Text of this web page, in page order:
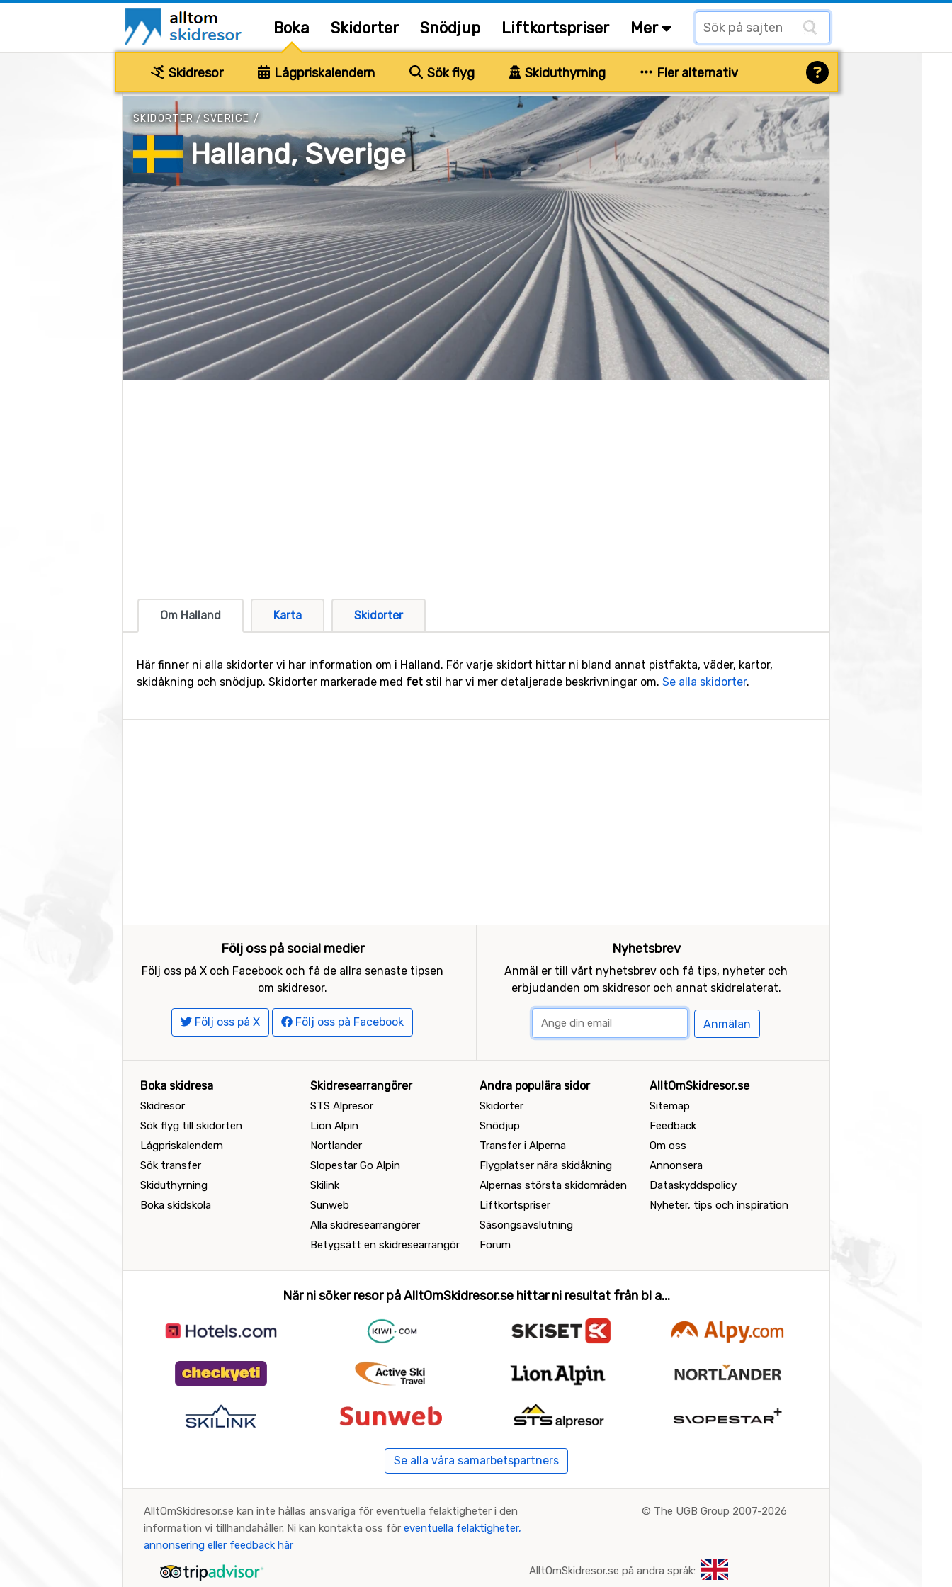
Boka Skidorter Snödjup Liftkortspriser Mer
Skidresor Lågpriskalendern Sök flyg Skiduthyrning Fler alternativ
SKIDORTER /SVERIGE /
Halland, Sverige
Om Halland Karta Skidorter
Här finner ni alla skidorter vi har information om i Halland. För varje skidort hittar ni bland annat pistfakta, väder, kartor,
skidåkning och snödjup. Skidorter markerade med fet stil har vi mer detaljerade beskrivningar om. Se alla skidorter.
Följ oss på social medier
Följ oss på X och Facebook och få de allra senaste tipsen
om skidresor.
Följ oss på X Följ oss på Facebook
Nyhetsbrev
Anmäl er till vårt nyhetsbrev och få tips, nyheter och
erbjudanden om skidresor och annat skidrelaterat.
Anmälan
Boka skidresa
Skidresor
Sök flyg till skidorten
Lågpriskalendern
Sök transfer
Skiduthyrning
Boka skidskola
Skidresearrangörer
STS Alpresor
Lion Alpin
Nortlander
Slopestar Go Alpin
Skilink
Sunweb
Alla skidresearrangörer
Betygsätt en skidresearrangör
Andra populära sidor
Skidorter
Snödjup
Transfer i Alperna
Flygplatser nära skidåkning
Alpernas största skidområden
Liftkortspriser
Säsongsavslutning
Forum
AlltOmSkidresor.se
Sitemap
Feedback
Om oss
Annonsera
Dataskyddspolicy
Nyheter, tips och inspiration
När ni söker resor på AlltOmSkidresor.se hittar ni resultat från bl a...
Se alla våra samarbetspartners
AlltOmSkidresor.se kan inte hållas ansvariga för eventuella felaktigheter i den
information vi tillhandahåller. Ni kan kontakta oss för eventuella felaktigheter,
annonsering eller feedback här
© The UGB Group 2007-2026
AlltOmSkidresor.se på andra språk: